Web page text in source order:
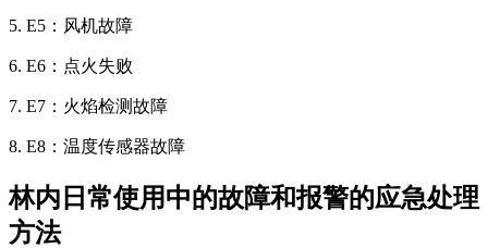
5. E5：风机故障
6. E6：点火失败
7. E7：火焰检测故障
8. E8：温度传感器故障
林内日常使用中的故障和报警的应急处理
方法